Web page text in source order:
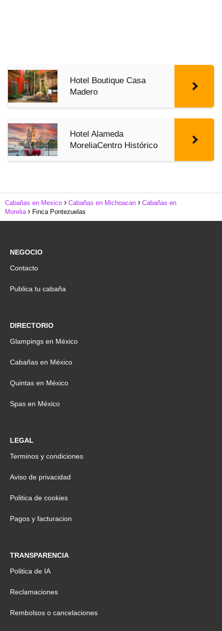
Hotel Boutique Casa
Madero
Hotel Alameda
MoreliaCentro Histórico
Cabañas en Mexico Cabañas en Michoacan
Cabañas en
Morelia
Finca Pontezuelas
NEGOCIO
Contacto
Publica tu cabaña
DIRECTORIO
Glampings en México
Cabañas en México
Quintas en México
Spas en México
LEGAL
Terminos y condiciones
Aviso de privacidad
Politica de cookies
Pagos y facturacion
TRANSPARENCIA
Politica de IA
Reclamaciones
Rembolsos o cancelaciones